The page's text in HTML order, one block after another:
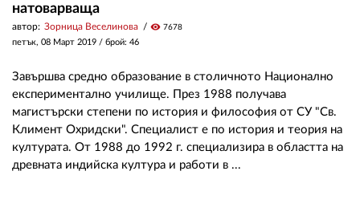
натоварваща
автор: Зорница Веселинова visibility 7678
петък, 08 Март 2019 / брой: 46
Завършва средно образование в столичното Национално
експериментално училище. През 1988 получава
магистърски степени по история и философия от СУ "Св.
Климент Охридски". Специалист е по история и теория на
културата. От 1988 до 1992 г. специализира в областта на
древната индийска култура и работи в ...